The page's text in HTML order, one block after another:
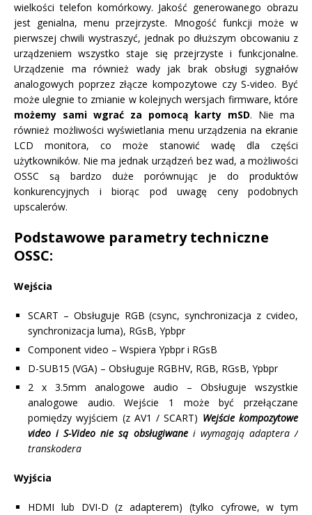
wielkości telefon komórkowy. Jakość generowanego obrazu
jest genialna, menu przejrzyste. Mnogość funkcji może w
pierwszej chwili wystraszyć, jednak po dłuższym obcowaniu z
urządzeniem wszystko staje się przejrzyste i funkcjonalne.
Urządzenie ma również wady jak brak obsługi sygnałów
analogowych poprzez złącze kompozytowe czy S-video. Być
może ulegnie to zmianie w kolejnych wersjach firmware, które
możemy sami wgrać za pomocą karty mSD. Nie ma
również możliwości wyświetlania menu urządzenia na ekranie
LCD monitora, co może stanowić wadę dla części
użytkowników. Nie ma jednak urządzeń bez wad, a możliwości
OSSC są bardzo duże porównując je do produktów
konkurencyjnych i biorąc pod uwagę ceny podobnych
upscalerów.
Podstawowe parametry techniczne
OSSC:
Wejścia
SCART – Obsługuje RGB (csync, synchronizacja z cvideo,
synchronizacja luma), RGsB, Ypbpr
Component video – Wspiera Ypbpr i RGsB
D-SUB15 (VGA) – Obsługuje RGBHV, RGB, RGsB, Ypbpr
2 x 3.5mm analogowe audio – Obsługuje wszystkie
analogowe audio.Wejście 1 może być przełączane
pomiędzy wyjściem (z AV1 / SCART) Wejściekompozytowe
video i S-Video nie są obsługiwanei wymagają adaptera /
transkodera
Wyjścia
HDMI lub DVI-D (z adapterem) (tylko cyfrowe, w tym